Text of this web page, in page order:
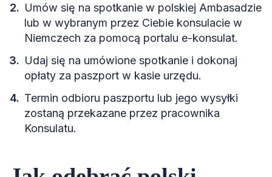
Umów się na spotkanie w polskiej Ambasadzie
lub w wybranym przez Ciebie konsulacie w
Niemczech za pomocą portalu e-konsulat.
Udaj się na umówione spotkanie i dokonaj
opłaty za paszport w kasie urzędu.
Termin odbioru paszportu lub jego wysyłki
zostaną przekazane przez pracownika
Konsulatu.